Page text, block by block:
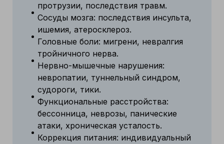
протрузии, последствия травм.
Сосуды мозга: последствия инсульта,
ишемия, атеросклероз.
Головные боли: мигрени, невралгия
тройничного нерва.
Нервно-мышечные нарушения:
невропатии, туннельный синдром,
судороги, тики.
Функциональные расстройства:
бессонница, неврозы, панические
атаки, хроническая усталость.
Коррекция питания: индивидуальный